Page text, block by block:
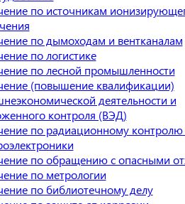
по источникам
по дымоходам и вентканалам
по логистике
по лесной промышленности
(повышение квалификации)
деятельности и
контроля (ВЭД)
по радиационному контролю
по обращению с опасными
по метрологии
по библиотечному делу